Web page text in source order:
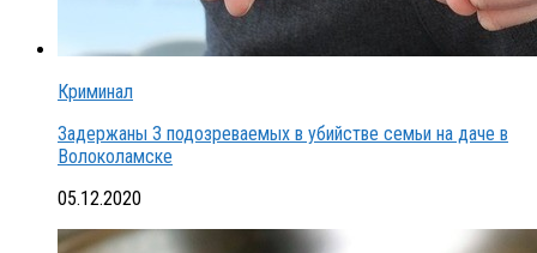
Криминал
Задержаны 3 подозреваемых в убийстве семьи на даче в
Волоколамске
05.12.2020